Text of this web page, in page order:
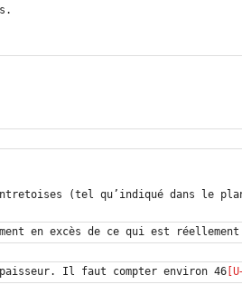
en excès de ce qui est
Il faut compter environ 46